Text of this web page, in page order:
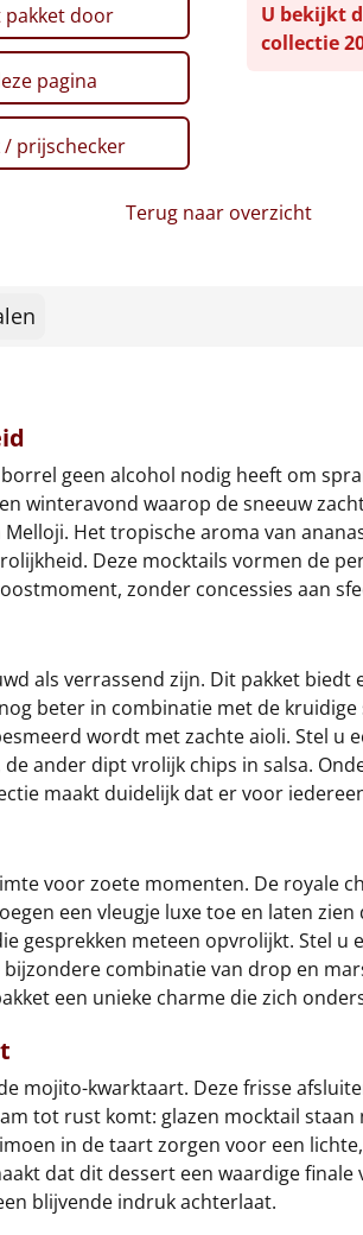
door
pagina
/ prijschecker
U bekijkt
collectie
Terug naar overzicht
geen alcohol nodig heeft om
winteravond waarop de sneeuw
Het tropische aroma van
Deze mocktails vormen de
zonder concessies aan
als verrassend zijn. Dit pakket
beter in combinatie met de
wordt met zachte aioli. Stel u
ander dipt vrolijk chips in salsa.
maakt duidelijk dat er voor
voor zoete momenten. De royale
een vleugje luxe toe en laten
gesprekken meteen opvrolijkt. Stel
combinatie van drop en
een unieke charme die zich
mojito-kwarktaart. Deze frisse
tot rust komt: glazen mocktail
in de taart zorgen voor een
dat dit dessert een waardige
blijvende indruk achterlaat.